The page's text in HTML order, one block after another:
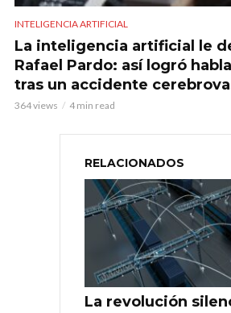
INTELIGENCIA ARTIFICIAL
La inteligencia artificial le
Rafael Pardo: así logró
tras un accidente
364 views 4 min read
RELACIONADOS
La revolución